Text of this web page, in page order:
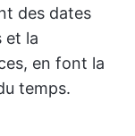
des dates
et la
en font la
temps.